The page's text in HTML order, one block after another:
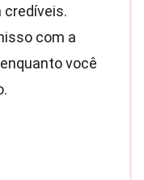
com a
você